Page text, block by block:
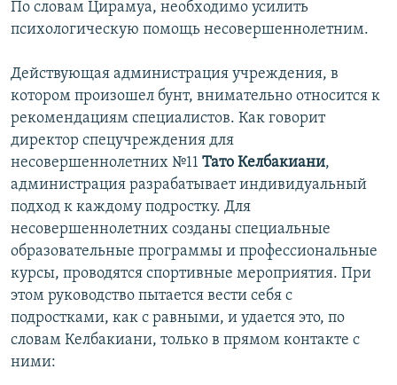
По словам Цирамуа, необходимо усилить
психологическую помощь несовершеннолетним.
Действующая администрация учреждения, в
котором произошел бунт, внимательно относится к
рекомендациям специалистов. Как говорит
директор спецучреждения для
несовершеннолетних №11 Тато Келбакиани,
администрация разрабатывает индивидуальный
подход к каждому подростку. Для
несовершеннолетних созданы специальные
образовательные программы и профессиональные
курсы, проводятся спортивные мероприятия. При
этом руководство пытается вести себя с
подростками, как с равными, и удается это, по
словам Келбакиани, только в прямом контакте с
ними: